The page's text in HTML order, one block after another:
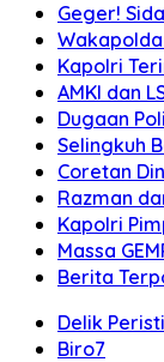
Geger!
Kapolri
AMKI dan
Dugaan
Selingkuh
Coretan
Razman
Kapolri
Massa
Berita
Delik
Biro7